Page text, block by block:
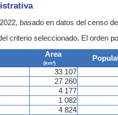
basado en datos del censo
criterio seleccionado. El orden
Area
(km²)
33 107
27 260
4 177
1 082
4 824